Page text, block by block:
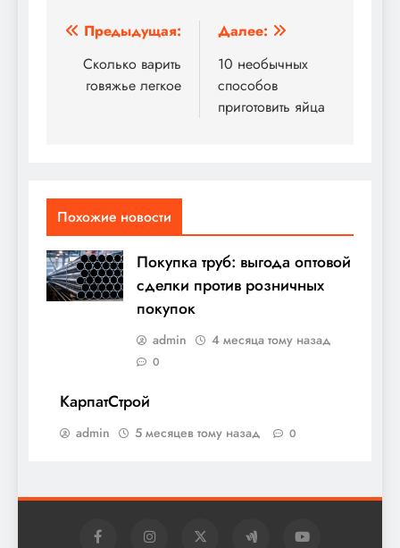
Навигация
по
записям
Предыдущая:
Сколько варить
говяжье легкое
Далее:
10 необычных
способов
приготовить яйца
Похожие новости
Покупка труб: выгода оптовой
сделки против розничных
покупок
admin 4 месяца тому назад
0
КарпатСтрой
admin 5 месяцев тому назад 0